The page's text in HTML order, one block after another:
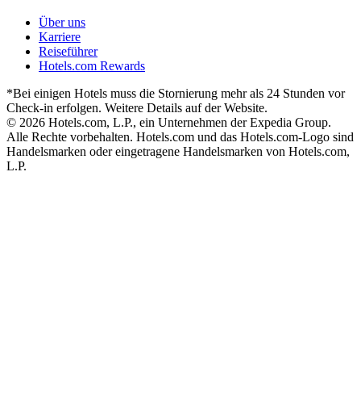
Über uns
Karriere
Reiseführer
Hotels.com Rewards
*Bei einigen Hotels muss die Stornierung mehr als 24 Stunden vor
Check-in erfolgen. Weitere Details auf der Website.
© 2026 Hotels.com, L.P., ein Unternehmen der Expedia Group.
Alle Rechte vorbehalten. Hotels.com und das Hotels.com-Logo sind
Handelsmarken oder eingetragene Handelsmarken von Hotels.com,
L.P.